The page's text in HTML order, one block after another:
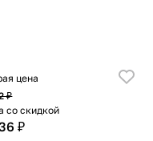
цена
₽
со скидкой
₽